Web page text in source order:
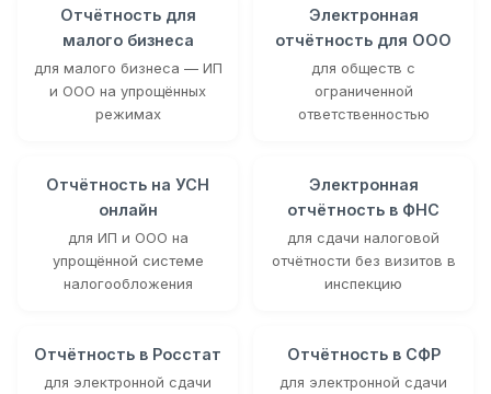
Отчётность для
малого бизнеса
для малого бизнеса — ИП
и ООО на упрощённых
режимах
Электронная
отчётность для ООО
для обществ с
ограниченной
ответственностью
Отчётность на УСН
онлайн
для ИП и ООО на
упрощённой системе
налогообложения
Электронная
отчётность в ФНС
для сдачи налоговой
отчётности без визитов в
инспекцию
Отчётность в Росстат
для электронной сдачи
Отчётность в СФР
для электронной сдачи